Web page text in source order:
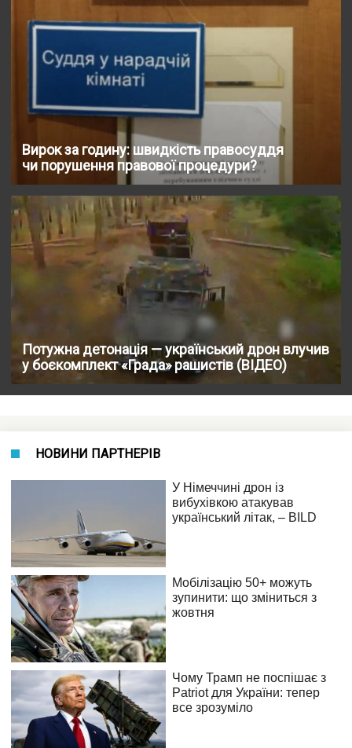
Вирок за годину: швидкість правосуддя
чи порушення правової процедури?
Потужна детонація — український дрон влучив
у боєкомплект «Града» рашистів (ВІДЕО)
НОВИНИ ПАРТНЕРІВ